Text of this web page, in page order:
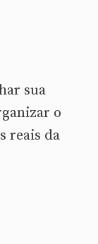
sua
o
reais da